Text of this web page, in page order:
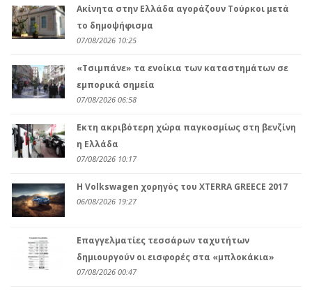
Ακίνητα στην Ελλάδα αγοράζουν Τούρκοι μετά
το δημοψήφισμα
07/08/2026 10:25
«Τσιμπάνε» τα ενοίκια των καταστημάτων σε
εμπορικά σημεία
07/08/2026 06:58
Eκτη ακριβότερη χώρα παγκοσμίως στη βενζίνη
η Ελλάδα
07/08/2026 10:17
H Volkswagen χορηγός του XTERRA GREECE 2017
06/08/2026 19:27
Επαγγελματίες τεσσάρων ταχυτήτων
δημιουργούν οι εισφορές στα «μπλοκάκια»
07/08/2026 00:47